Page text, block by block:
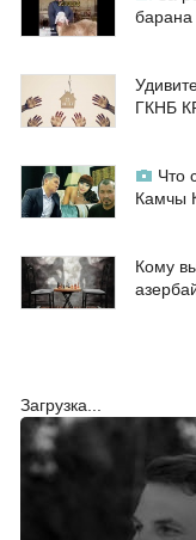
ГКНБ
Что
Камчы
Кому
Загрузка...